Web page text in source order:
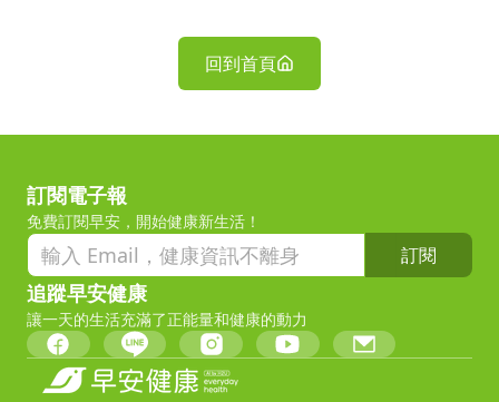
回到首頁
訂閱電子報
免費訂閱早安，開始健康新生活！
訂閱
追蹤早安健康
讓一天的生活充滿了正能量和健康的動力